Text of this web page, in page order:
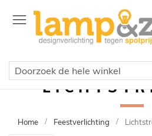
naar
Home Feestverlichting